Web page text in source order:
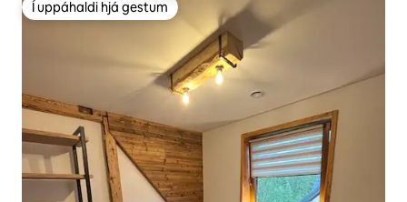
Í uppáhaldi hjá gestum
Í uppáhaldi hjá gestum